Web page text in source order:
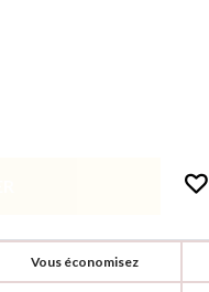
Vous économisez